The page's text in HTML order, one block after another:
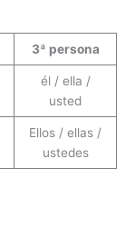
3ª persona
él / ella /
usted
Ellos / ellas /
ustedes